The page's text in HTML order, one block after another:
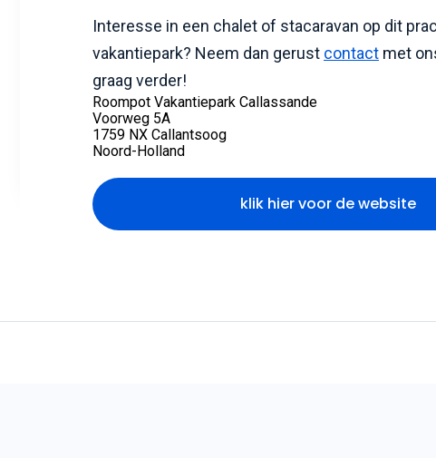
Interesse in een chalet of stacaravan op dit
vakantiepark? Neem dan gerust contact met
graag verder!
Roompot Vakantiepark Callassande
Voorweg 5A
1759 NX Callantsoog
Noord-Holland
klik hier voor de website